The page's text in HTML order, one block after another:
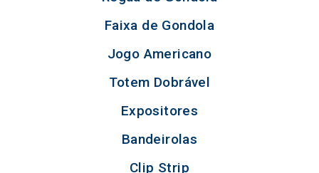
Faixa de Gondola
Jogo Americano
Totem Dobrável
Expositores
Bandeirolas
Clip Strip